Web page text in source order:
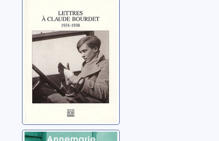
1938
Schwarzenbach,
Annemarie